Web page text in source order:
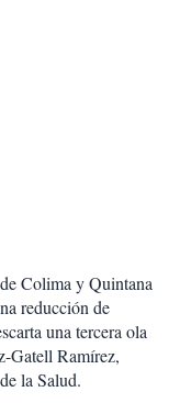
Colima y Quintana
reducción de
una tercera ola
Gatell Ramírez,
la Salud.